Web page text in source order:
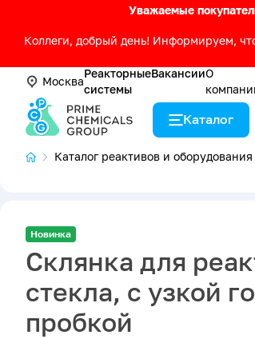
Уважаемые
Коллеги, добрый день! Информируем,
Москва
Реакторные
системы
ВакансииО
Каталог
Каталог реактивов и оборудования
Новинка
Склянка для
стекла, с узкой
пробкой